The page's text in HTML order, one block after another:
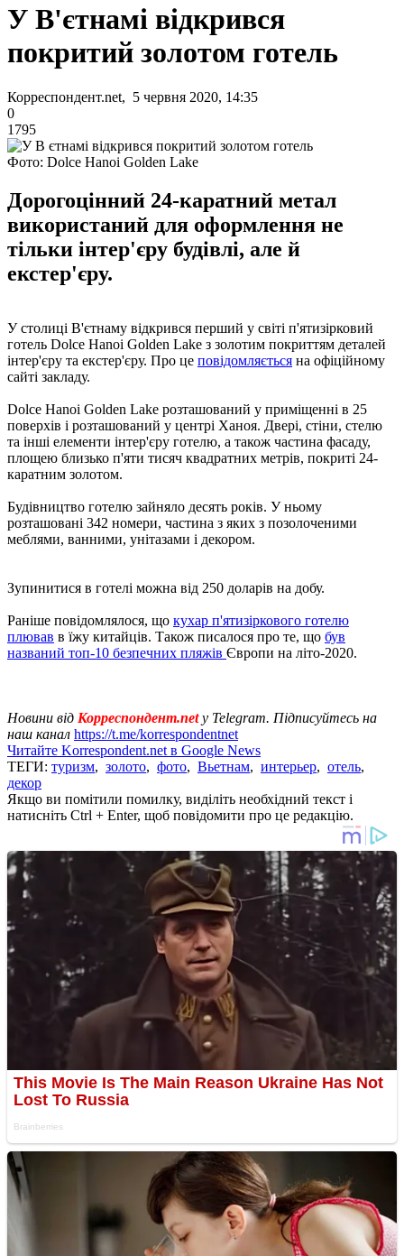
У В'єтнамі відкрився
покритий золотом готель
Корреспондент.net, 5 червня 2020, 14:35
0
1795
Фото: Dolce Hanoi Golden Lake
Дорогоцінний 24-каратний метал
використаний для оформлення не
тільки інтер'єру будівлі, але й
екстер'єру.
У столиці В'єтнаму відкрився перший у світі п'ятизірковий
готель Dolce Hanoi Golden Lake з золотим покриттям деталей
інтер'єру та екстер'єру. Про це повідомляється на офіційному
сайті закладу.
Dolce Hanoi Golden Lake розташований у приміщенні в 25
поверхів і розташований у центрі Ханоя. Двері, стіни, стелю
та інші елементи інтер'єру готелю, а також частина фасаду,
площею близько п'яти тисяч квадратних метрів, покриті 24-
каратним золотом.
Будівництво готелю зайняло десять років. У ньому
розташовані 342 номери, частина з яких з позолоченими
меблями, ванними, унітазами і декором.
Зупинитися в готелі можна від 250 доларів на добу.
Раніше повідомлялося, що кухар п'ятизіркового готелю
плював в їжу китайців. Також писалося про те, що був
названий топ-10 безпечних пляжів Європи на літо-2020.
Новини від Корреспондент.net у Telegram. Підписуйтесь на
наш канал https://t.me/korrespondentnet
Читайте Korrespondent.net в Google News
ТЕГИ: туризм, золото, фото, Вьетнам, интерьер, отель,
декор
Якщо ви помітили помилку, виділіть необхідний текст і
натисніть Ctrl + Enter, щоб повідомити про це редакцію.